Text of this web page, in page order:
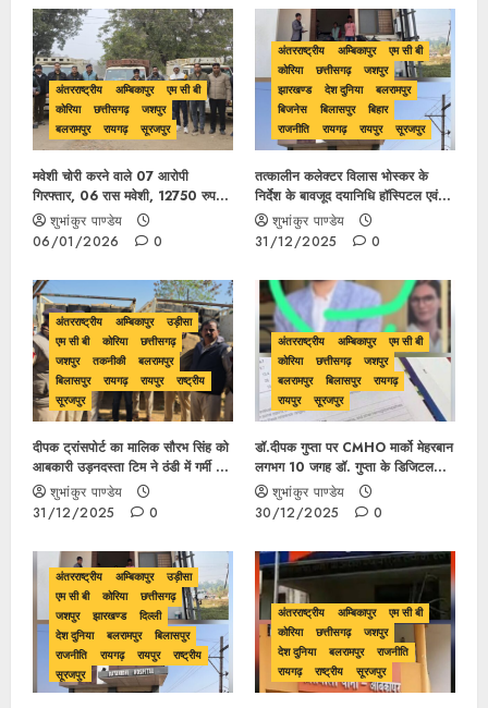
अंतरराष्ट्रीय अम्बिकापुर
एम सी बी
कोरिया
छत्तीसगढ़
जशपुर
बलरामपुर
रायगढ़ सूरजपुर
मवेशी चोरी करने वाले 07 आरोपी
गिरफ्तार, 06 रास मवेशी, 12750 रुपये
नगद, घटना मे प्रयुक्त 03 नग पीकप
वाहन कुल 30 लाख रुपये का मशरुका
जप्त
शुभांकुर पाण्डेय
06/01/2026
0
अंतरराष्ट्रीय अम्बिकापुर
एम सी बी
कोरिया
छत्तीसगढ़
जशपुर
झारखण्ड
देश दुनिया
बलरामपुर
बिजनेस
बिलासपुर
बिहार
राजनीति
रायगढ़ रायपुर सूरजपुर
तत्कालीन कलेक्टर विलास भोस्कर के
निर्देश के बावजूद दयानिधि हॉस्पिटल एवं
शासकीय डॉक्टर संदीप त्रिपाठी पर
कार्यवाही नहीं, अब नए कलेक्टर पर ही
भरोसा…
शुभांकुर पाण्डेय
31/12/2025
0
अंतरराष्ट्रीय अम्बिकापुर
उड़ीसा
एम सी बी
कोरिया
छत्तीसगढ़
जशपुर
तकनीकी
बलरामपुर
बिलासपुर
रायगढ़ रायपुर
राष्ट्रीय
सूरजपुर
दीपक ट्रांसपोर्ट का मालिक सौरभ सिंह को
आबकारी उड़नदस्ता टिम ने ठंडी में गर्मी का
दिलाया एहसास, 40 लाख के हरियाणा
शराब के साथ गिरफ्तार…
शुभांकुर पाण्डेय
31/12/2025
0
अंतरराष्ट्रीय अम्बिकापुर
एम सी बी
कोरिया
छत्तीसगढ़
जशपुर
बलरामपुर
बिलासपुर
रायगढ़
रायपुर
सूरजपुर
डॉ.दीपक गुप्ता पर CMHO मार्को मेहरबान
लगभग 10 जगह डॉ. गुप्ता के डिजिटल
सिग्नेचर से जांच रिपोर्ट जारी मरीजों के जान
पर पड़ेगी भारी ,फिर भी कार्यवाही नहीं …
शुभांकुर पाण्डेय
30/12/2025
0
अंतरराष्ट्रीय अम्बिकापुर
उड़ीसा
एम सी बी
कोरिया
छत्तीसगढ़
जशपुर
झारखण्ड
दिल्ली
देश दुनिया
बलरामपुर
बिलासपुर
राजनीति
रायगढ़ रायपुर
राष्ट्रीय
सूरजपुर
अंतरराष्ट्रीय अम्बिकापुर
एम सी बी
कोरिया
छत्तीसगढ़
जशपुर
देश दुनिया
बलरामपुर
राजनीति
रायगढ़
राष्ट्रीय सूरजपुर